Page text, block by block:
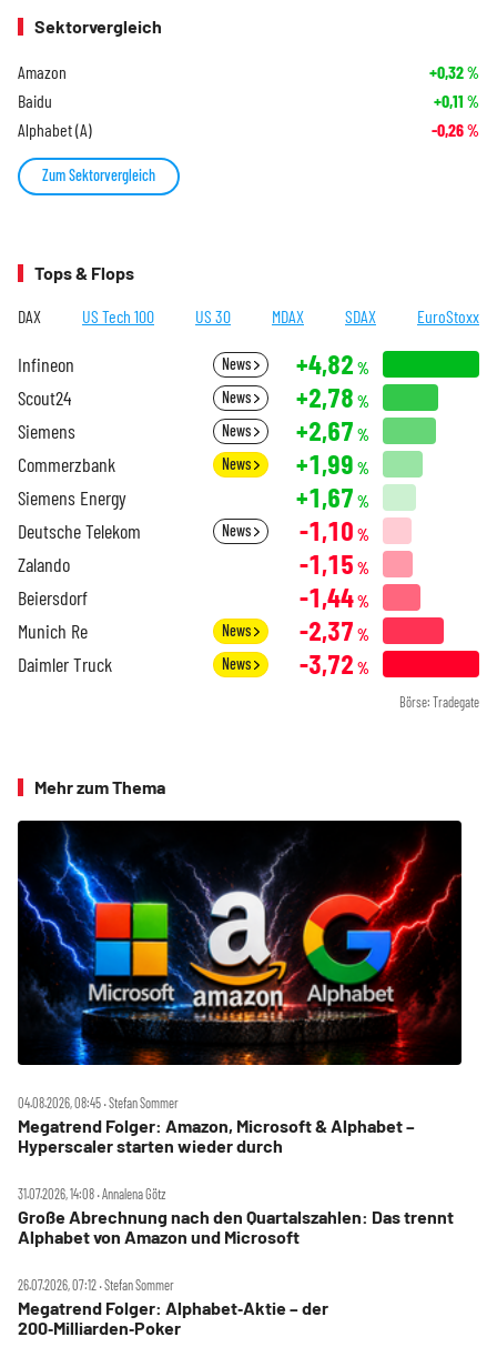
Sektorvergleich
Amazon +0,32%
Baidu +0,11 %
Alphabet (A) -0,26%
Zum Sektorvergleich
Tops & Flops
DAX US Tech 100 US 30 MDAX SDAX EuroStoxx
Infineon News +4,82 %
Scout24 News +2,78 %
Siemens News +2,67 %
Commerzbank News +1,99 %
Siemens Energy +1,67 %
Deutsche Telekom News -1,10 %
Zalando -1,15 %
Beiersdorf -1,44%
Munich Re News -2,37 %
Daimler Truck News -3,72 %
Börse: Tradegate
Mehr zum Thema
04.08.2026, 08:45 ‧ Stefan Sommer
Megatrend Folger: Amazon, Microsoft & Alphabet –
Hyperscaler starten wieder durch
31.07.2026, 14:08 ‧ Annalena Götz
Große Abrechnung nach den Quartalszahlen: Das trennt
Alphabet von Amazon und Microsoft
26.07.2026, 07:12 ‧ Stefan Sommer
Megatrend Folger: Alphabet‑Aktie – der
200‑Milliarden‑Poker